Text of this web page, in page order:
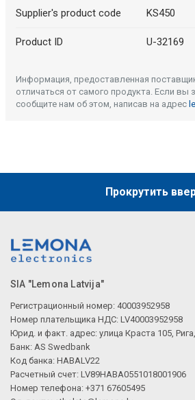
Supplier's product code KS450
Product ID U-32169
Информация, предоставленная
отличаться от самого продукта. Если вы
сообщите нам об этом, написав на адрес
Прокрутить
SIA "Lemona Latvija"
Регистрационный номер: 40003952958
Номер плательщика НДС: LV40003952958
Юрид. и факт. адрес: улица Краста 105,
Банк: AS Swedbank
Код банка: HABALV22
Расчетный счет: LV89HABA0551018001906
Номер телефона: +371 67605495